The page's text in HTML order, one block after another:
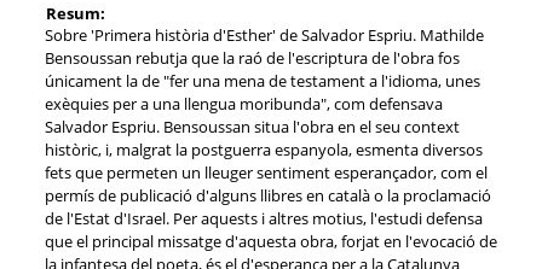
Resum:
Sobre 'Primera història d'Esther' de Salvador Espriu. Mathilde
Bensoussan rebutja que la raó de l'escriptura de l'obra fos
únicament la de "fer una mena de testament a l'idioma, unes
exèquies per a una llengua moribunda", com defensava
Salvador Espriu. Bensoussan situa l'obra en el seu context
històric, i, malgrat la postguerra espanyola, esmenta diversos
fets que permeten un lleuger sentiment esperançador, com el
permís de publicació d'alguns llibres en català o la proclamació
de l'Estat d'Israel. Per aquests i altres motius, l'estudi defensa
que el principal missatge d'aquesta obra, forjat en l'evocació de
la infantesa del poeta, és el d'esperança per a la Catalunya